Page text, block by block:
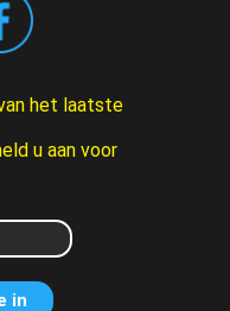
het laatste
u aan voor